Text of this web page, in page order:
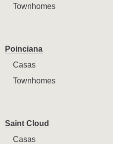
Townhomes
Poinciana
Casas
Townhomes
Saint Cloud
Casas